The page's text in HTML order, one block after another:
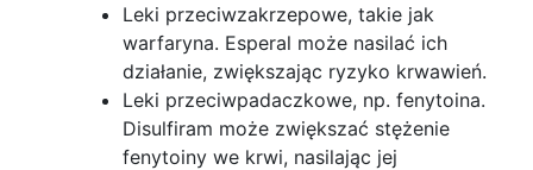
Leki przeciwzakrzepowe, takie jak
warfaryna. Esperal może nasilać ich
działanie, zwiększając ryzyko krwawień.
Leki przeciwpadaczkowe, np. fenytoina.
Disulfiram może zwiększać stężenie
fenytoiny we krwi, nasilając jej